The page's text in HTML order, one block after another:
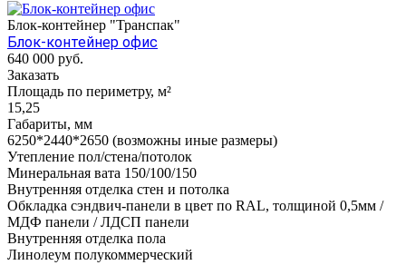
Блок-контейнер "Транспак"
Блок-контейнер офис
640 000 руб.
Заказать
Площадь по периметру, м²
15,25
Габариты, мм
6250*2440*2650 (возможны иные размеры)
Утепление пол/стена/потолок
Минеральная вата 150/100/150
Внутренняя отделка стен и потолка
Обкладка сэндвич-панели в цвет по RAL, толщиной 0,5мм /
МДФ панели / ЛДСП панели
Внутренняя отделка пола
Линолеум полукоммерческий